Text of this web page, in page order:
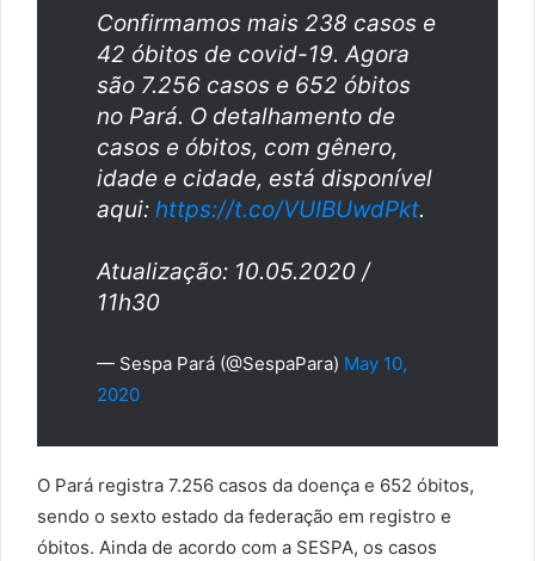
Confirmamos mais 238 casos e
42 óbitos de covid-19. Agora
são 7.256 casos e 652 óbitos
no Pará. O detalhamento de
casos e óbitos, com gênero,
idade e cidade, está disponível
aqui: https://t.co/VUIBUwdPkt.
Atualização: 10.05.2020 /
11h30
— Sespa Pará (@SespaPara) May 10,
2020
O Pará registra 7.256 casos da doença e 652 óbitos,
sendo o sexto estado da federação em registro e
óbitos. Ainda de acordo com a SESPA, os casos